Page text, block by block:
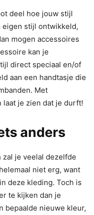
deel hoe jouw stijl
eigen stijl ontwikkeld,
mogen accessoires
kan je
direct speciaal en/of
aan een handtasje die
Met
laat je zien dat je durft!
anders
je veelal dezelfde
niet erg, want
deze kleding. Toch is
te kijken dan je
bepaalde nieuwe kleur,